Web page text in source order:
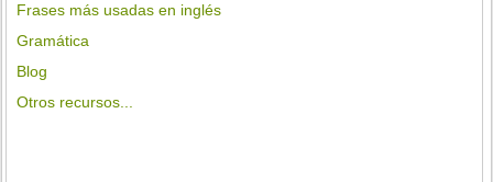
Frases más usadas en inglés
Gramática
Blog
Otros recursos...